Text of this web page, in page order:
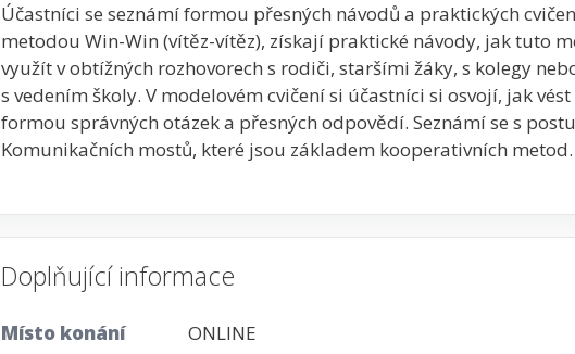
Účastníci se seznámí formou přesných návodů a praktických
metodou Win-Win (vítěz-vítěz), získají praktické návody, jak tuto
využít v obtížných rozhovorech s rodiči, staršími žáky, s kolegy
s vedením školy. V modelovém cvičení si účastníci si osvojí, jak
formou správných otázek a přesných odpovědí. Seznámí se s
Komunikačních mostů, které jsou základem kooperativních metod.
Doplňující informace
Místo konání ONLINE